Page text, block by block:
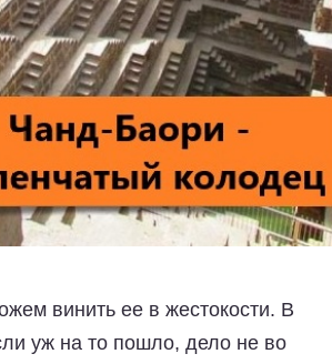
винить ее в жестокости. В
уж на то пошло, дело не во